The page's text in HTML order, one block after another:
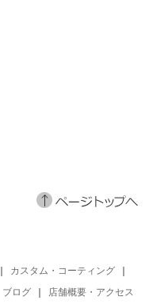
｜ カスタム・コーティング
｜
ブログ ｜
店舗概要・アクセス